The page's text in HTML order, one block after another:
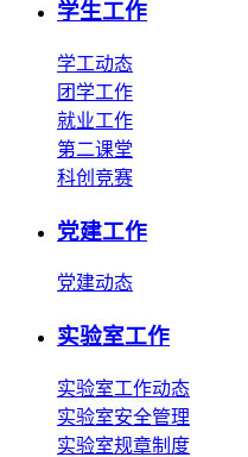
学生工作
学工动态
团学工作
就业工作
第二课堂
科创竞赛
党建工作
党建动态
实验室工作
实验室工作动态
实验室安全管理
实验室规章制度